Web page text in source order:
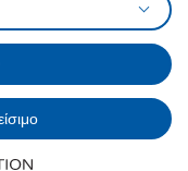
Δεδομένων
για ΙΚΕΑ.gr
- 2025